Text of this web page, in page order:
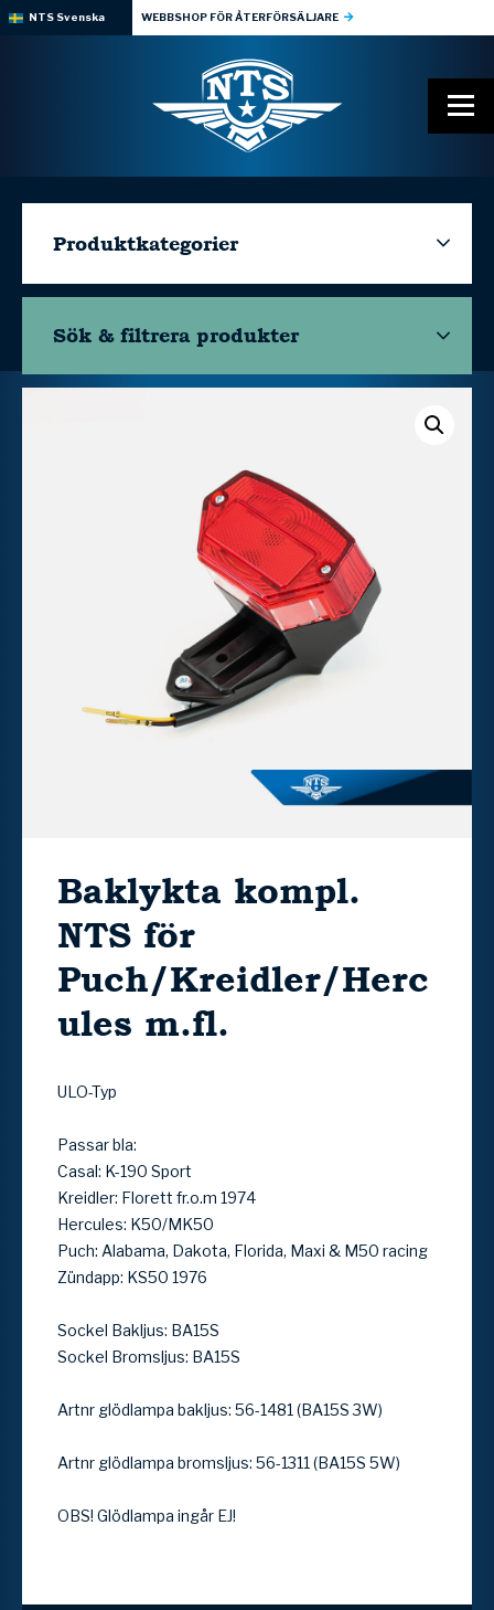
NTS Svenska WEBBSHOP FÖR ÅTERFÖRSÄLJARE
Produktkategorier
Sök & filtrera produkter
Baklykta kompl.
NTS för
Puch/Kreidler/Herc
ules m.fl.
ULO-Typ
Passar bla:
Casal: K-190 Sport
Kreidler: Florett fr.o.m 1974
Hercules: K50/MK50
Puch: Alabama, Dakota, Florida, Maxi & M50 racing
Zündapp: KS50 1976
Sockel Bakljus: BA15S
Sockel Bromsljus: BA15S
Artnr glödlampa bakljus: 56-1481 (BA15S 3W)
Artnr glödlampa bromsljus: 56-1311 (BA15S 5W)
OBS! Glödlampa ingår EJ!